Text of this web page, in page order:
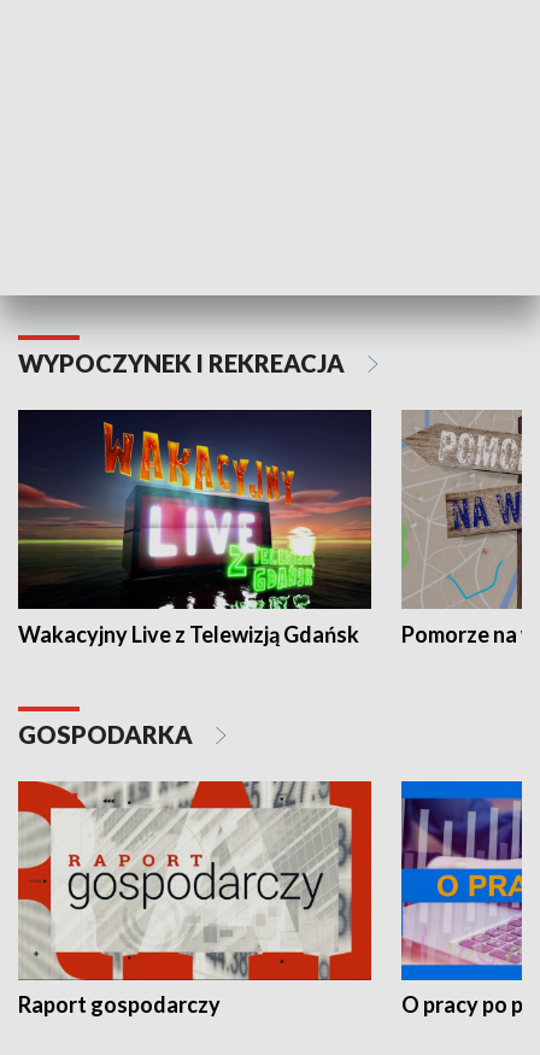
WYPOCZYNEK I REKREACJA
Wakacyjny Live z Telewizją Gdańsk Pomorze na
GOSPODARKA
Raport gospodarczy O pracy po